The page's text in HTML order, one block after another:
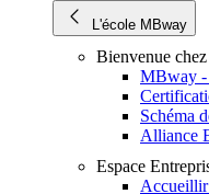
L'école MBway
Bienvenue
MBway -
Schéma
Alliance
Espace
Accueillir